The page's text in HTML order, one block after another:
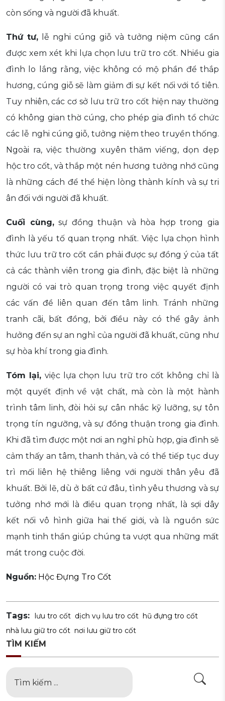
còn sống và người đã khuất.
Thứ tư, lễ nghi cúng giỗ và tưởng niệm cũng cần
được xem xét khi lựa chọn lưu trữ tro cốt. Nhiều gia
đình lo lắng rằng, việc không có mộ phần để thắp
hương, cúng giỗ sẽ làm giảm đi sự kết nối với tổ tiên.
Tuy nhiên, các cơ sở lưu trữ tro cốt hiện nay thường
có không gian thờ cúng, cho phép gia đình tổ chức
các lễ nghi cúng giỗ, tưởng niệm theo truyền thống.
Ngoài ra, việc thường xuyên thăm viếng, dọn dẹp
hộc tro cốt, và thắp một nén hương tưởng nhớ cũng
là những cách để thể hiện lòng thành kính và sự tri
ân đối với người đã khuất.
Cuối cùng,sự đồng thuận và hòa hợp trong gia
đình là yếu tố quan trọng nhất. Việc lựa chọn hình
thức lưu trữ tro cốt cần phải được sự đồng ý của tất
cả các thành viên trong gia đình, đặc biệt là những
người có vai trò quan trọng trong việc quyết định
các vấn đề liên quan đến tâm linh. Tránh những
tranh cãi, bất đồng, bởi điều này có thể gây ảnh
hưởng đến sự an nghỉ của người đã khuất, cũng như
sự hòa khí trong gia đình.
Tóm lại, việc lựa chọn lưu trữ tro cốt không chỉ là
một quyết định về vật chất, mà còn là một hành
trình tâm linh, đòi hỏi sự cân nhắc kỹ lưỡng, sự tôn
trọng tín ngưỡng, và sự đồng thuận trong gia đình.
Khi đã tìm được một nơi an nghỉ phù hợp, gia đình sẽ
cảm thấy an tâm, thanh thản, và có thể tiếp tục duy
trì mối liên hệ thiêng liêng với người thân yêu đã
khuất. Bởi lẽ, dù ở bất cứ đâu, tình yêu thương và sự
tưởng nhớ mới là điều quan trọng nhất, là sợi dây
kết nối vô hình giữa hai thế giới, và là nguồn sức
mạnh tinh thần giúp chúng ta vượt qua những mất
mát trong cuộc đời.
Nguồn: Hộc Đựng Tro Cốt
Tags: lưu tro cốt dịch vụ lưu tro cốt hũ đựng tro cốt
nhà lưu giữ tro cốt nơi lưu giữ tro cốt
TÌM KIẾM